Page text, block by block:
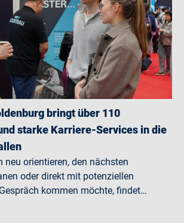
bringt über 110
starke Karriere-Services in die
neu orientieren, den nächsten
oder direkt mit potenziellen
kommen möchte, findet…